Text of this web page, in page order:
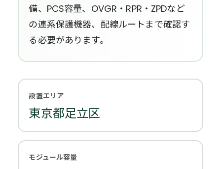
備、PCS容量、OVGR・RPR・ZPDなど
の連系保護機器、配線ルートまで確認す
る必要があります。
設置エリア
東京都足立区
モジュール容量